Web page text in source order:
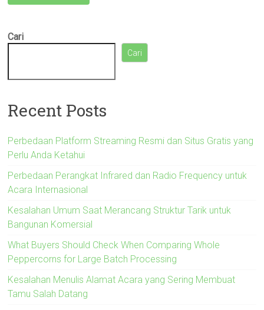
Cari
Cari
Recent Posts
Perbedaan Platform Streaming Resmi dan Situs Gratis yang
Perlu Anda Ketahui
Perbedaan Perangkat Infrared dan Radio Frequency untuk
Acara Internasional
Kesalahan Umum Saat Merancang Struktur Tarik untuk
Bangunan Komersial
What Buyers Should Check When Comparing Whole
Peppercorns for Large Batch Processing
Kesalahan Menulis Alamat Acara yang Sering Membuat
Tamu Salah Datang